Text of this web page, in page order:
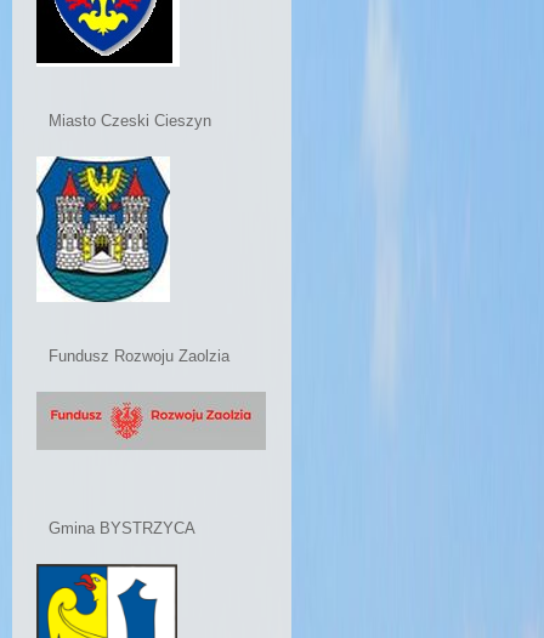
Miasto Czeski Cieszyn
Fundusz Rozwoju Zaolzia
Gmina BYSTRZYCA